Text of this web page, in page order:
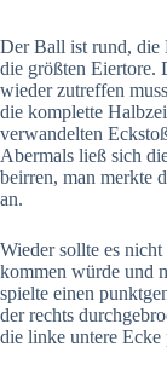
Der Ball ist rund, die
die größten Eiertore.
wieder zutreffen
die komplette
verwandelten
Abermals ließ sich
beirren, man merkte
an.
Wieder sollte es
kommen würde und
spielte einen
der rechts
die linke untere Ecke